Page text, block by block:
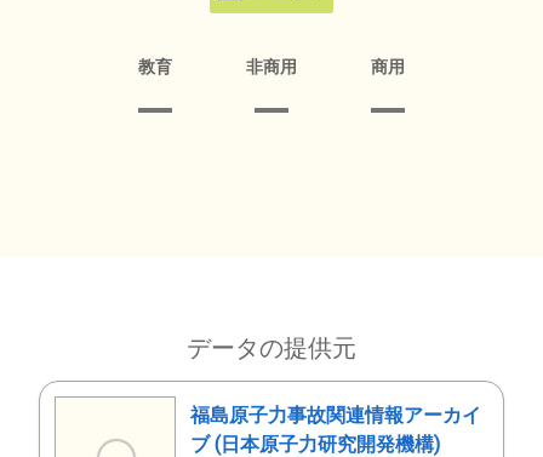
教育 非商用 商用
データの提供元
福島原子力事故関連情報アーカイ
ブ (日本原子力研究開発機構)